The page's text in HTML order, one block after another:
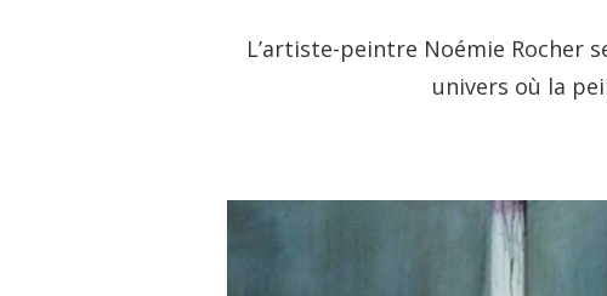
L’artiste-peintre Noémie Rocher
univers où la